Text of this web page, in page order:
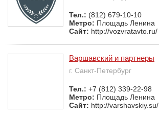
Тел.: (812) 679-10-10
Метро: Площадь Ленина
Сайт: http://vozvratavto.ru/
Варшавский и партнеры
г. Санкт-Петербург
Тел.: +7 (812) 339-22-98
Метро: Площадь Ленина
Сайт: http://varshavskiy.su/